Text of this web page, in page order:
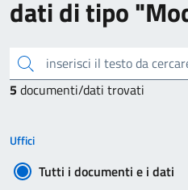
dati di tipo
inserisci il testo da cercare
5documenti/dati trovati
Uffici
Tutti i documenti e i dati